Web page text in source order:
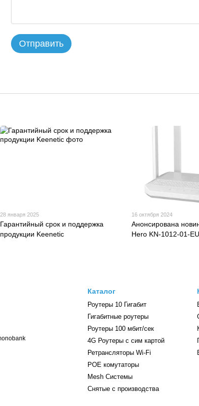
Отправить
28 января 2025
Гарантийный срок и поддержка
продукции Keenetic
16 октября 2024
Анонсирована
Hero KN-1012-01-EU
Каталог
Роутеры 10 Гигабит
Гигабитные роутеры
Роутеры 100 мбит/сек
4G Роутеры с сим картой
Ретрансляторы Wi-Fі
POE комутаторы
Mesh Системы
Снятые с производства